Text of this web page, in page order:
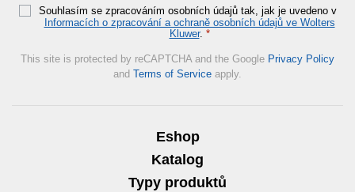
Souhlasím se zpracováním osobních údajů tak, jak je uvedeno v
Informacích o zpracování a ochraně osobních údajů ve Wolters
Kluwer. *
This site is protected by reCAPTCHA and the Google Privacy Policy
and Terms of Service apply.
Eshop
Katalog
Typy produktů